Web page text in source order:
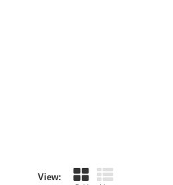
View: